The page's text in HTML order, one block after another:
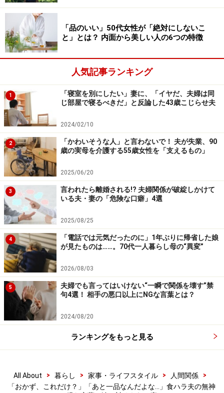
ただ、子どもは生きているのだ。仕事は明日まで待って
もできるが、子どもの食事は明日まで待てない。育児は
常に待ったなしだということを夫も理解できなかったの
だろう。
「ある日夫が『きみはだいたい要領が悪いんじゃない
の？ 育休だったら暇でしょ。どうして家事がきちんとで
きないわけ？ 稼いでないなら家事くらいちゃんとやって
よ』とうんざりしたように言ったんです。私はショック
で固まってしまい、無意識にボロボロ涙がこぼれてき
て……。夫も焦ったようですが、謝ることもできなかった
ようで、自室にこもってしまいました」
それでも子どもたちを寝かしつけて、ひとりリビングで
ソファに沈み込みながら、ユミさんは真剣に離婚を考え
た。ただ、どう考えてもこの状況で離婚したら、子ども
たちと3人、路頭に迷うのはわかっている。だから「我
慢」した。するしかなかった。
＞夫のモラハラ発言は止まらない
※記事内容は執筆時点のものです。最新の内容をご確認くださ
い。
1/2
「品のいい」50代女性が「絶対にしないこ
と」とは？ 内面から美しい人の6つの特徴
人気記事ランキング
1
「寝室を別にしたい」妻に、「イヤだ、夫婦は同
じ部屋で寝るべきだ」と反論した43歳こじらせ夫
2024/02/10
2
「かわいそうな人」と言わないで！ 夫が失業、90
歳の実母を介護する55歳女性を「支えるもの」
2025/06/20
3
言われたら離婚される!? 夫婦関係が破綻しかけて
いる夫・妻の「危険な口癖」4選
2025/08/25
4
「電話では元気だったのに」1年ぶりに帰省した娘
が見たものは……。70代一人暮らし母の“異変”
2026/08/03
5
夫婦でも言ってはいけない“一瞬で関係を壊す”禁
句4選！ 相手の悪口以上にNGな言葉とは？
2024/08/20
ランキングをもっと見る
All About > 暮らし > 家事・ライフスタイル > 人間関係
>
「おかず、これだけ？」「あと一品なんだよな…」食ハラ夫の無神